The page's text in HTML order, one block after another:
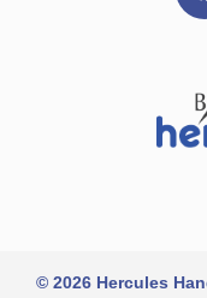
© 2026 Hercules